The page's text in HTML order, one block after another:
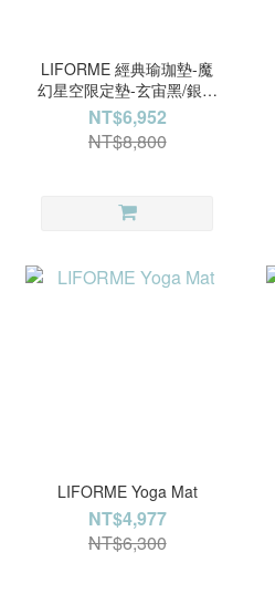
LIFORME 經典瑜珈墊-魔
幻星空限定墊-玄宙黑/銀河
【愛莉莎莎專屬】
NT$6,952
NT$8,800
LIFORME Yoga Mat
NT$4,977
NT$6,300